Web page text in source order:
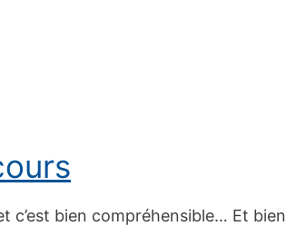
c’est bien compréhensible… Et bien